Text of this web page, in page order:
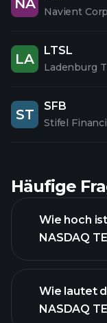
NA Navient
LA
LTSL
ST
SFB
Häufige
Wie hoch
NASDAQ
Wie lautet
NASDAQ